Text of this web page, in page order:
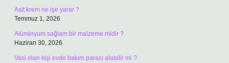
Asit krem ne işe yarar ?
Temmuz 1, 2026
Alüminyum sağlam bir malzeme midir ?
Haziran 30, 2026
Vasi olan kişi evde bakım parası alabilir mi ?